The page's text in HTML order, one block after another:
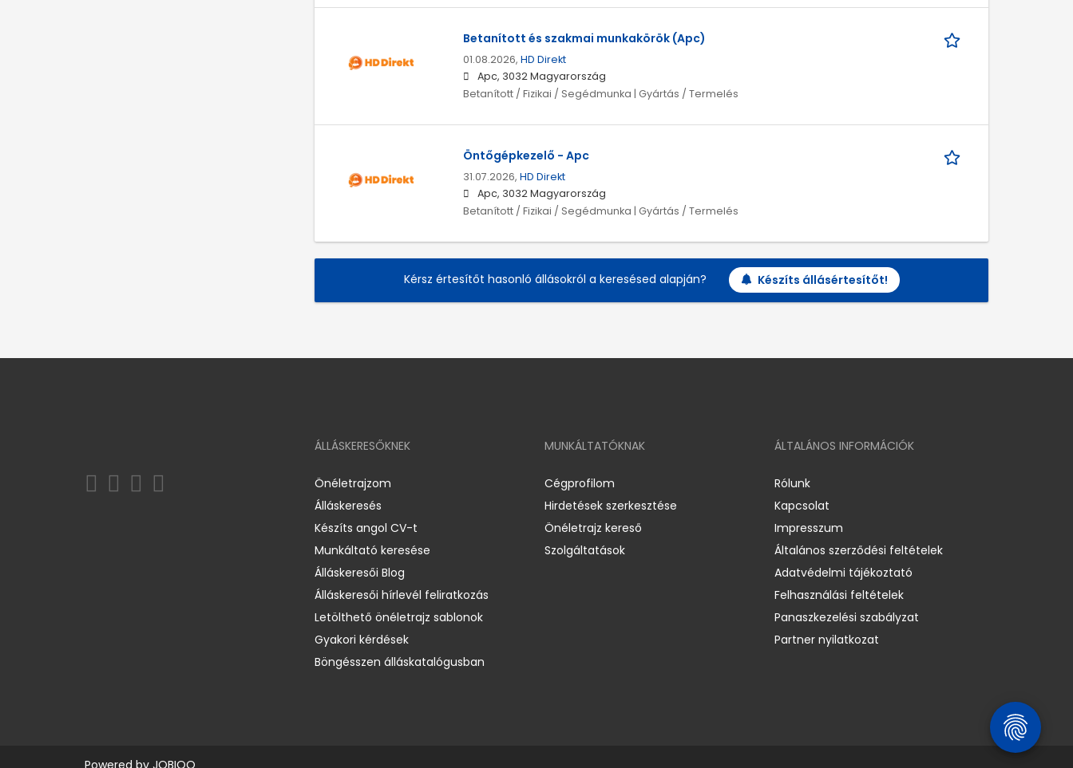
Betanított és szakmai munkakörök (Apc)
01.08.2026, HD Direkt
Apc, 3032 Magyarország
Betanított / Fizikai / Segédmunka | Gyártás / Termelés
Öntőgépkezelő - Apc
31.07.2026, HD Direkt
Apc, 3032 Magyarország
Betanított / Fizikai / Segédmunka | Gyártás / Termelés
Kérsz értesítőt hasonló állásokról a keresésed alapján? Készíts állásértesítőt!
ÁLLÁSKERESŐKNEK
Önéletrajzom
Álláskeresés
Készíts angol CV-t
Munkáltató keresése
Álláskeresői Blog
Álláskeresői hírlevél feliratkozás
Letölthető önéletrajz sablonok
Gyakori kérdések
Böngésszen álláskatalógusban
MUNKÁLTATÓKNAK
Cégprofilom
Hirdetések szerkesztése
Önéletrajz kereső
Szolgáltatások
ÁLTALÁNOS INFORMÁCIÓK
Rólunk
Kapcsolat
Impresszum
Általános szerződési feltételek
Adatvédelmi tájékoztató
Felhasználási feltételek
Panaszkezelési szabályzat
Partner nyilatkozat